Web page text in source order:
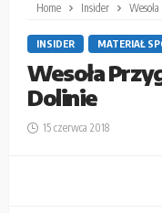
Home Insider
INSIDER MATERIAŁ
Wesoła
Dolinie
15 czerwca 2018